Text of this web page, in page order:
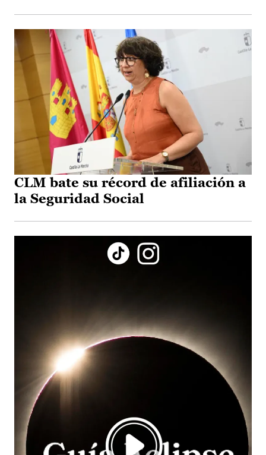
CLM bate su récord de afiliación a
la Seguridad Social